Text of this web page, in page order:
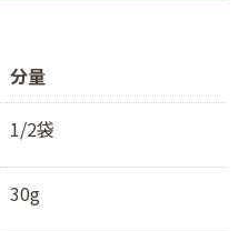
分量
1/2袋
30g